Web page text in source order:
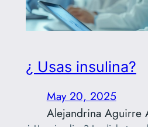
¿ Usas insulina?
May 20, 2025
Alejandrina Aguirre